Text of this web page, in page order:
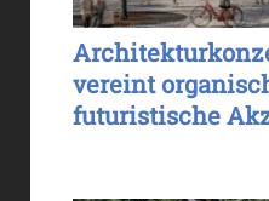
vereint
futuristische